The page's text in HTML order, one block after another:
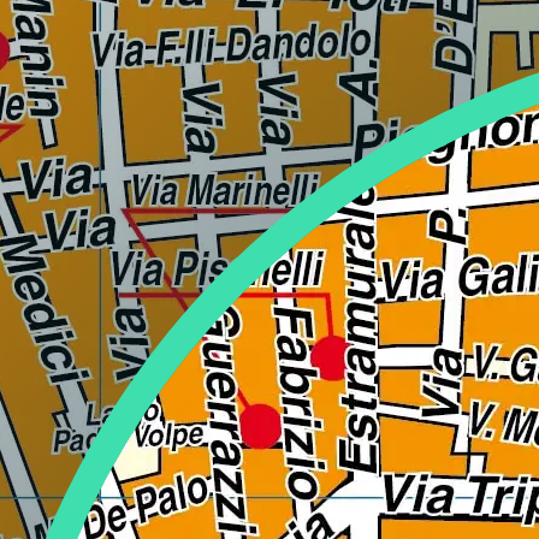
Lazio
Regione
Liguria
Regione
Lombardia
Regione
Marche
Regione
Molise
Regione
Piemonte
Regione
Puglia
Regione
Sardegna